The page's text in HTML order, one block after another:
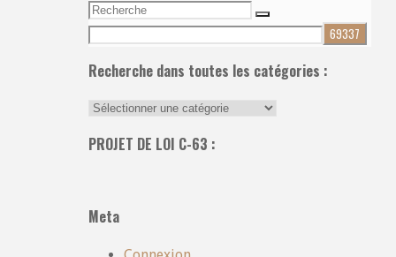
Recherche
pour:
Recherche
Recherche dans toutes les catégories :
Recherche
toutes
PROJET DE LOI C-63 :
Meta